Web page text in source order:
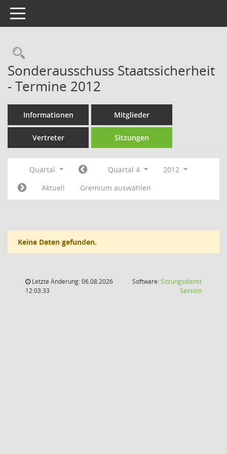
Toggle navigation
Rechercheauswahl
Sonderausschuss Staatssicherheit
- Termine 2012
Informationen Mitglieder
Vertreter Sitzungen
Quartal Quartal 4
2012
Aktuell
Gremium auswählen
Keine Daten gefunden.
Letzte Änderung: 06.08.2026
12:03:33
Software:Sitzungsdienst
Session(Wird in